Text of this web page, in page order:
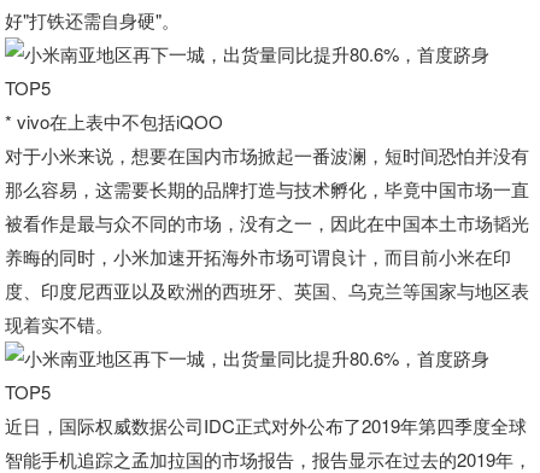
好"打铁还需自身硬"。
* vivo在上表中不包括iQOO
对于小米来说，想要在国内市场掀起一番波澜，短时间恐怕并没有
那么容易，这需要长期的品牌打造与技术孵化，毕竟中国市场一直
被看作是最与众不同的市场，没有之一，因此在中国本土市场韬光
养晦的同时，小米加速开拓海外市场可谓良计，而目前小米在印
度、印度尼西亚以及欧洲的西班牙、英国、乌克兰等国家与地区表
现着实不错。
近日，国际权威数据公司IDC正式对外公布了2019年第四季度全球
智能手机追踪之孟加拉国的市场报告，报告显示在过去的2019年，